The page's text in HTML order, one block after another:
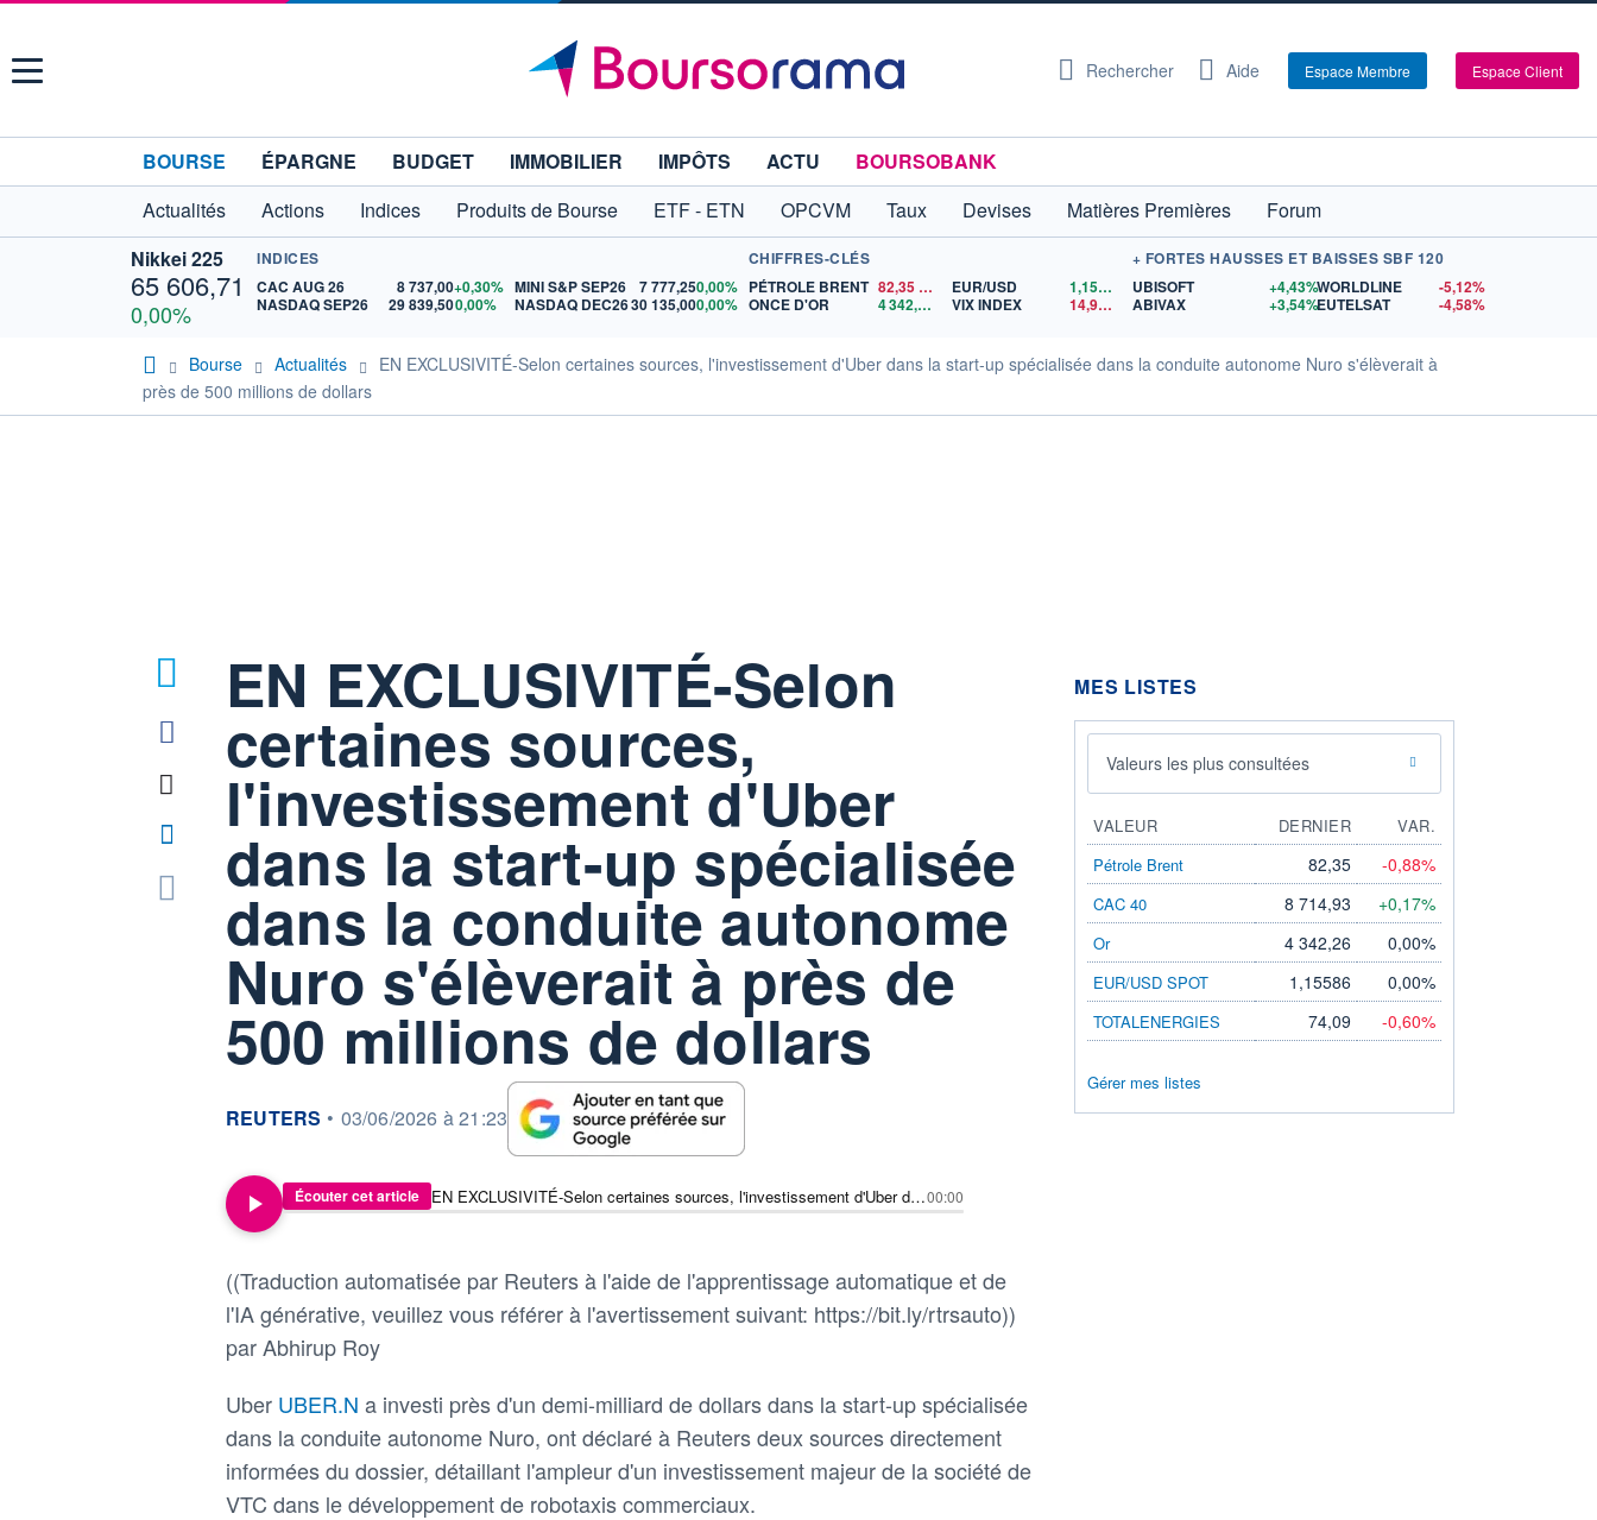
Menu Rechercher Aide Espace Membre Espace Client
BOURSE ÉPARGNE BUDGET IMMOBILIER IMPÔTS ACTU
BOURSOBANK
Actualités
Actions Indices Produits de Bourse ETF - ETN OPCVM Taux Devises Matières Premières
Forum
Nikkei 225
65 606,71
0,00%
INDICES
CAC AUG 26
8 737,00+0,30%
NASDAQ SEP26
29 839,500,00%
MINI S&P SEP26 7 777,250,00%
NASDAQ DEC2630 135,000,00%
CHIFFRES-CLÉS
PÉTROLE BRENT 82,35
ONCE D'OR
4 342,26 $US
EUR/USD 1,1559
$US
VIX INDEX
14,90$US
+ FORTES HAUSSES ET BAISSES SBF 120
UBISOFT
+4,43%
ABIVAX
+3,54%
WORLDLINE
-5,12%
EUTELSAT
-4,58%
Bourse Actualités
EN EXCLUSIVITÉ-Selon certaines sources, l'investissement d'Uber dans la start-up spécialisée dans la conduite autonome Nuro s'élèverait à
près de 500 millions de dollars
EN EXCLUSIVITÉ-Selon
certaines sources,
l'investissement d'Uber
dans la start-up spécialisée
dans la conduite autonome
Nuro s'élèverait à près de
500 millions de dollars
information fournie par
REUTERS • 03/06/2026 à 21:23
Écouter cet article EN EXCLUSIVITÉ-Selon certaines sources, l'investissement d'Uber dans la start-up spécialisée dans la conduite autonome Nuro s'élèverait à près de 500 millions de dollars00:00
((Traduction automatisée par Reuters à l'aide de l'apprentissage automatique et de
l'IA générative, veuillez vous référer à l'avertissement suivant: https://bit.ly/rtrsauto))
par Abhirup Roy
Uber UBER.N a investi près d'un demi-milliard de dollars dans la start-up spécialisée
dans la conduite autonome Nuro, ont déclaré à Reuters deux sources directement
informées du dossier, détaillant l'ampleur d'un investissement majeur de la société de
VTC dans le développement de robotaxis commerciaux.
MES LISTES
Valeurs les plus consultées
VALEUR DERNIER
VAR.
Pétrole Brent
82,35 -0,88%
CAC 40 8 714,93 +0,17%
Or 4 342,26 0,00%
EUR/USD SPOT 1,15586 0,00%
TOTALENERGIES 74,09 -0,60%
Gérer mes listes